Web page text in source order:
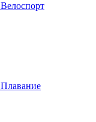
Велоспорт
Плавание